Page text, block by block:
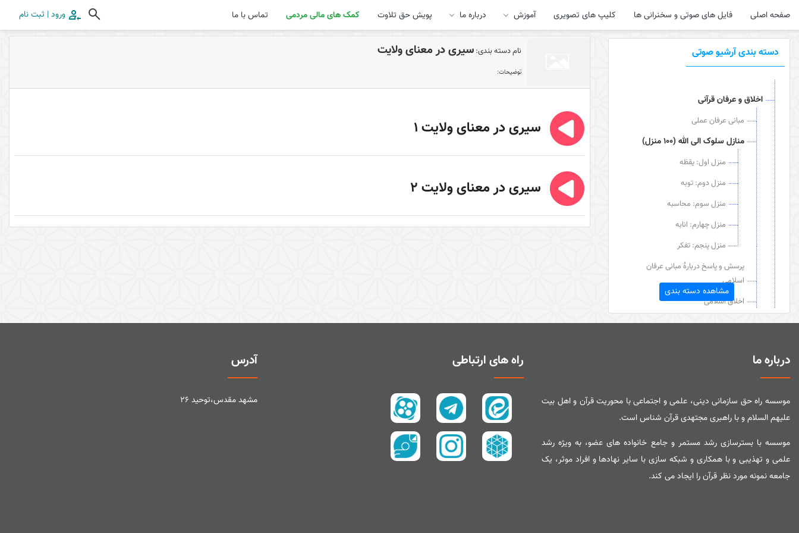
ورود | ثبت نام صفحه اصلی فایل های صوتی و سخنرانی ها کلیپ های تصویری آموزش درباره ما پویش حق تلاوت کمک های مالی مردمی تماس با ما
دسته بندی آرشیو صوتی
اخلاق و عرفان قرآنی
مبانی عرفان عملی
منازل سلوک الی الله (100 منزل)
منزل اول: یقظه
منزل دوم: توبه
منزل سوم: محاسبه
منزل چهارم: انابه
منزل پنجم: تفکر
پرسش و پاسخ دربارۀ مبانی عرفان
اسلامی
اخلاق اسلامی
دعا
توحید و شرک
نگرشی دیگر به بلاها
دین شناسی
دین‌شناسی
مشاهده دسته بندی
نام دسته بندی:سیری در معنای ولایت
توضیحات:
سیری در معنای ولایت 1
سیری در معنای ولایت 2
درباره ما
موسسه راه حق سازمانی دینی، علمی و اجتماعی با محوریت قرآن و اهل بیت
علیهم السلام و با راهبری مجتهدی قرآن شناس است.
موسسه با بسترسازی رشد مستمر و جامع خانواده های عضو، به ویژه رشد
علمی و تهذیبی و با همکاری و شبکه سازی با سایر نهادها و افراد موثر، یک
جامعه نمونه مورد نظر قرآن را ایجاد می کند.
راه های ارتباطی آدرس
مشهد مقدس،توحید ۲۶